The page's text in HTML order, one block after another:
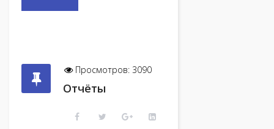
Просмотров: 3090
Отчёты